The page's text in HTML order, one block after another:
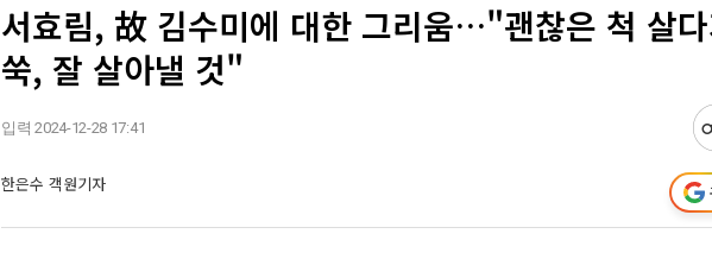
서효림, 故 김수미에 대한 그리움…"괜찮은 척 살
쑥, 잘 살아낼 것"
입력 2024-12-28 17:41
한은수 객원기자